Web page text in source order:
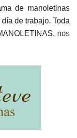
de manoletinas
de trabajo. Toda
nos